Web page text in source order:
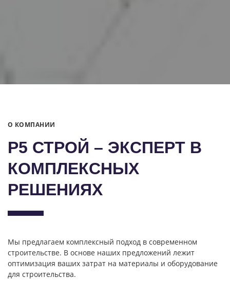
О КОМПАНИИ
Р5 СТРОЙ – ЭКСПЕРТ В
КОМПЛЕКСНЫХ
РЕШЕНИЯХ
Мы предлагаем комплексный подход в современном
строительстве. В основе наших предложений лежит
оптимизация ваших затрат на материалы и оборудование
для строительства.